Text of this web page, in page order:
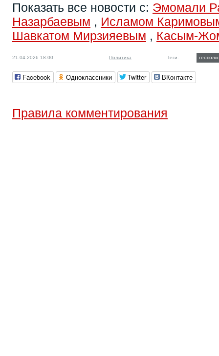
Показать все новости с: Эмомали
Назарбаевым , Исламом
Шавкатом Мирзияевым , Касым-
21.04.2026 18:00 Политика Теги:
Facebook Одноклассники Twitter ВКонтакте
Правила комментирования